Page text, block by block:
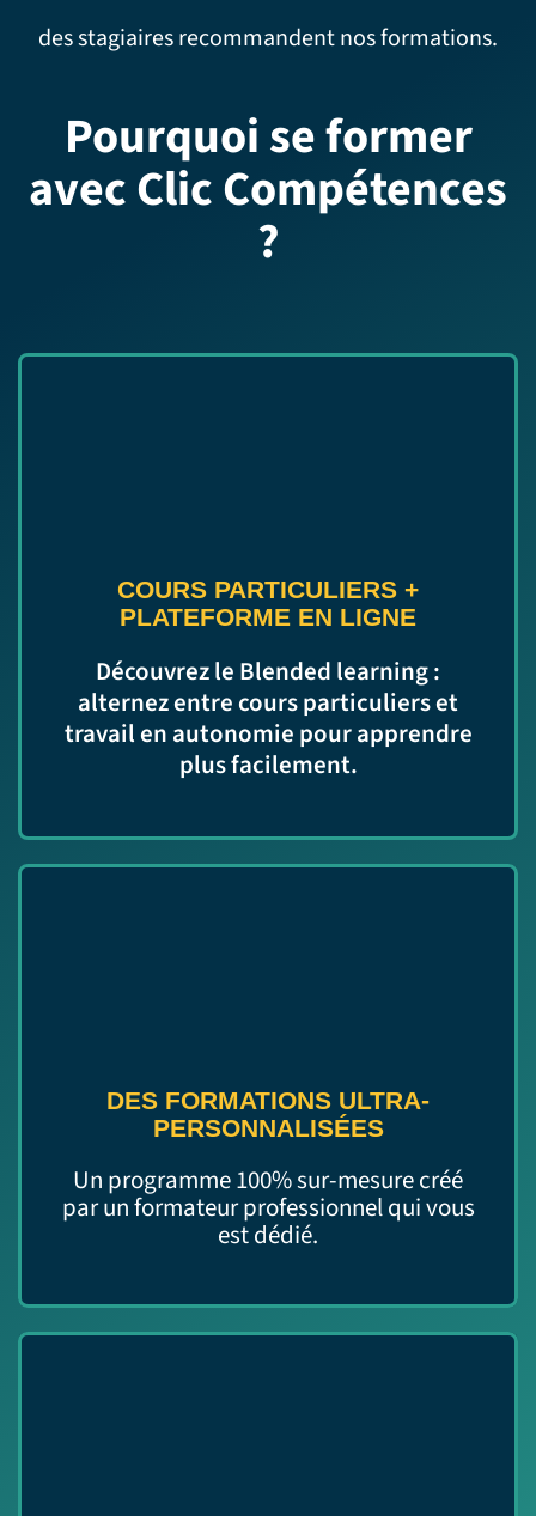
des stagiaires recommandent nos formations.
Pourquoi se former
avec Clic Compétences
?
COURS PARTICULIERS +
PLATEFORME EN LIGNE
Découvrez le Blended learning :
alternez entre cours particuliers et
travail en autonomie pour apprendre
plus facilement.
DES FORMATIONS ULTRA-
PERSONNALISÉES
Un programme 100% sur-mesure créé
par un formateur professionnel qui vous
est dédié.